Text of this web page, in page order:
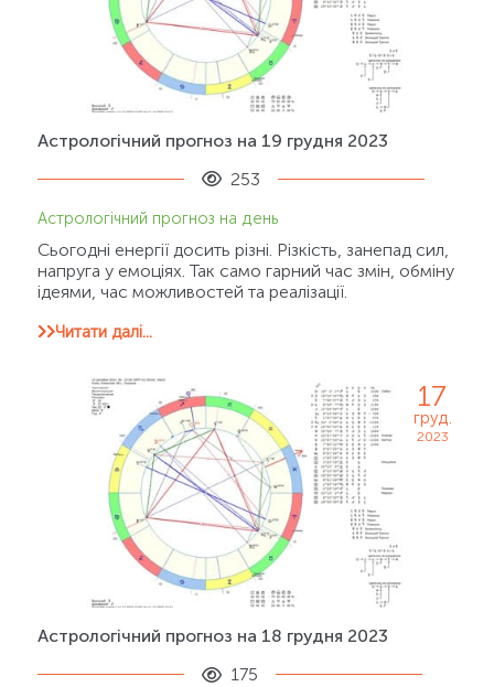
Астрологічний прогноз на 19 грудня 2023
253
Астрологічний прогноз на день
Сьогодні енергії досить різні. Різкість, занепад сил,
напруга у емоціях. Так само гарний час змін, обміну
ідеями, час можливостей та реалізації.
Читати далі...
17
груд.
2023
Астрологічний прогноз на 18 грудня 2023
175